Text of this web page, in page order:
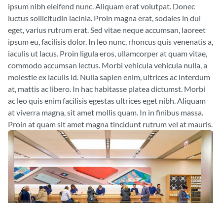
ipsum nibh eleifend nunc. Aliquam erat volutpat. Donec
luctus sollicitudin lacinia. Proin magna erat, sodales in dui
eget, varius rutrum erat. Sed vitae neque accumsan, laoreet
ipsum eu, facilisis dolor. In leo nunc, rhoncus quis venenatis a,
iaculis ut lacus. Proin ligula eros, ullamcorper at quam vitae,
commodo accumsan lectus. Morbi vehicula vehicula nulla, a
molestie ex iaculis id. Nulla sapien enim, ultrices ac interdum
at, mattis ac libero. In hac habitasse platea dictumst. Morbi
ac leo quis enim facilisis egestas ultrices eget nibh. Aliquam
at viverra magna, sit amet mollis quam. In in finibus massa.
Proin at quam sit amet magna tincidunt rutrum vel at mauris.